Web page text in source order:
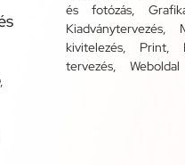
,
és fotózás,
Kiadványtervezés,
kivitelezés, Print,
tervezés,